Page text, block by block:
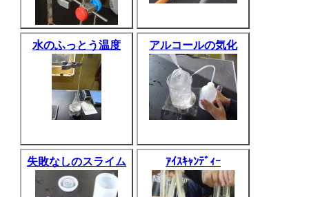
水のふっとう温度 アルコールの気化
失敗なしのスライム ｱｲｽｷｬﾝﾃﾞｨｰ